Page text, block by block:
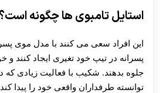
استایل تامبوی ها چگونه است؟
این افراد سعی می کنند با مدل موی
پسرانه در تیپ خود تغیری ایجاد کنند و
جلوه بدهند. شکیب با فعالیت زیادی که
توانسته طرفداران واقعی خود را پیدا